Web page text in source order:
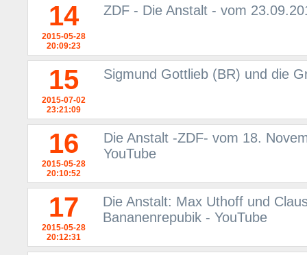
14
2015-05-28
20:09:23
ZDF - Die Anstalt - vom
15
2015-07-02
23:21:09
Sigmund Gottlieb (BR) und die
16
2015-05-28
20:10:52
Die Anstalt -ZDF- vom 18.
YouTube
17
2015-05-28
20:12:31
Die Anstalt: Max Uthoff und
Bananenrepubik - YouTube